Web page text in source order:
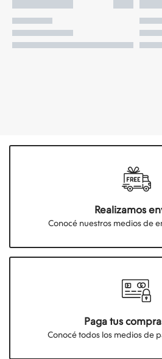
Realizamos
Conocé nuestros medios de
Paga tus
Conocé todos los medios de